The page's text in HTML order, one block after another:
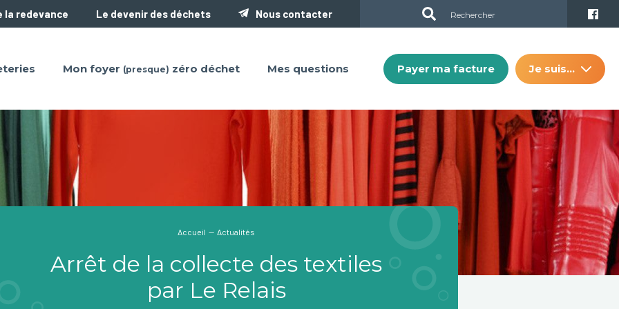
la redevance Le devenir des déchets Nous contacter
Mon foyer (presque) zéro déchet Mes questions Payer ma facture Je suis…
Arrêt de la collecte des textiles
par Le Relais
Accueil — Actualités